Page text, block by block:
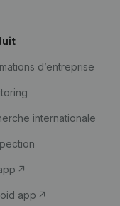
d’entreprise
internationale
app